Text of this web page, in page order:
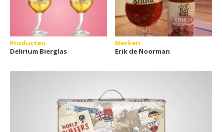
Producten
Delirium Bierglas
Merken
Erik de Noorman